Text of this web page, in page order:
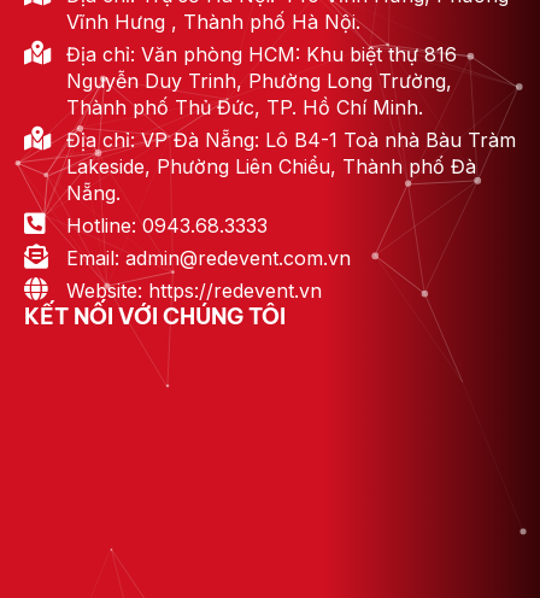
Vĩnh Hưng , Thành phố Hà Nội.
Địa chỉ: Văn phòng HCM: Khu biệt thự 816
Nguyễn Duy Trinh, Phường Long Trường,
Thành phố Thủ Đức, TP. Hồ Chí Minh.
Địa chỉ: VP Đà Nẵng: Lô B4-1 Toà nhà Bàu Tràm
Lakeside, Phường Liên Chiểu, Thành phố Đà
Nẵng.
Hotline: 0943.68.3333
Email: admin@redevent.com.vn
Website: https://redevent.vn
KẾT NỐI VỚI CHÚNG TÔI